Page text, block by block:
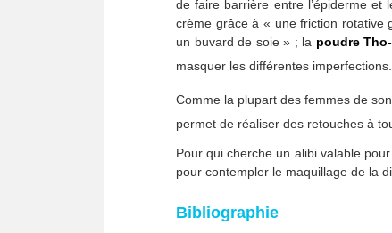
de faire barrière entre l’épiderme
crème grâce à « une friction rotative
un buvard de soie » ; la poudre
masquer les différentes imperfections.
Comme la plupart des femmes de
permet de réaliser des retouches à
Pour qui cherche un alibi valable
pour contempler le maquillage de la
Bibliographie